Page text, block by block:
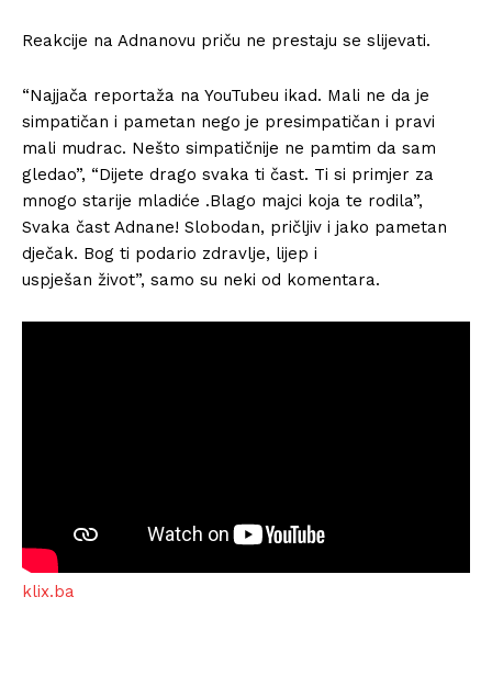
Reakcije na Adnanovu priču ne prestaju se slijevati.
“Najjača reportaža na YouTubeu ikad. Mali ne da je
simpatičan i pametan nego je presimpatičan i pravi
mali mudrac. Nešto simpatičnije ne pamtim da sam
gledao”, “Dijete drago svaka ti čast. Ti si primjer za
mnogo starije mladiće .Blago majci koja te rodila”,
Svaka čast Adnane! Slobodan, pričljiv i jako pametan
dječak. Bog ti podario zdravlje, lijep i
uspješan život”, samo su neki od komentara.
klix.ba